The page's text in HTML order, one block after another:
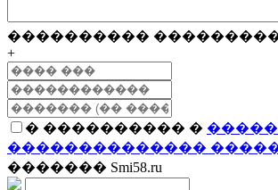
���������� ���������
+
� ���������� �
��������������
������� Smi58.ru